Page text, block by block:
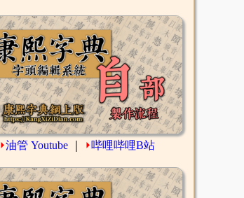
⏵油管 Youtube ⏵哔哩哔哩B站